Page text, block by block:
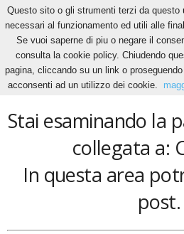
Home Tags Chelsea
Chelsea
Stai esaminando la
collegata a:
In questa area
post.
Questo sito o gli strumenti terzi da
necessari al funzionamento ed utili alle
Se vuoi saperne di piu o negare il
consulta la cookie policy. Chiudendo
pagina, cliccando su un link o
acconsenti ad un utilizzo dei cookie.